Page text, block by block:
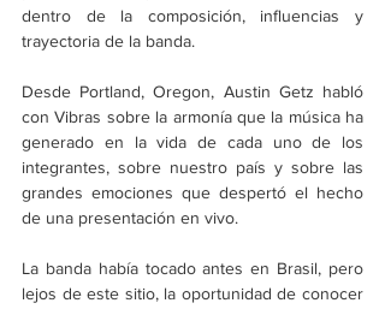
dentro de la composición, influencias y
trayectoria de la banda.
Desde Portland, Oregon, Austin Getz habló
con Vibras sobre la armonía que la música ha
generado en la vida de cada uno de los
integrantes, sobre nuestro país y sobre las
grandes emociones que despertó el hecho
de una presentación en vivo.
La banda había tocado antes en Brasil, pero
lejos de este sitio, la oportunidad de conocer